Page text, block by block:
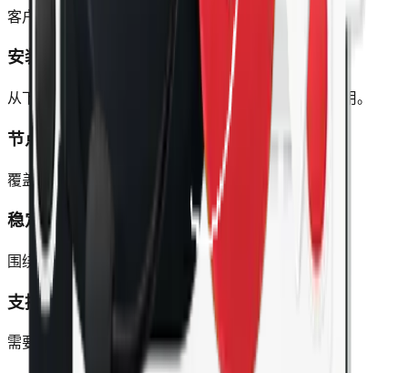
客户端展示连接状态和剩余信息，关键数据一目了然。
安装流程简单
从下载到登录再到连接，流程直接，几步即可开始使用。
节点覆盖更丰富
覆盖多地区线路，适合旅行、办公和跨境日常使用。
稳定的使用体验
围绕日常连接场景优化，减少重复配置和来回折腾。
支持入口明确
需要帮助时能快速找到支持渠道，减少自行排查成本。